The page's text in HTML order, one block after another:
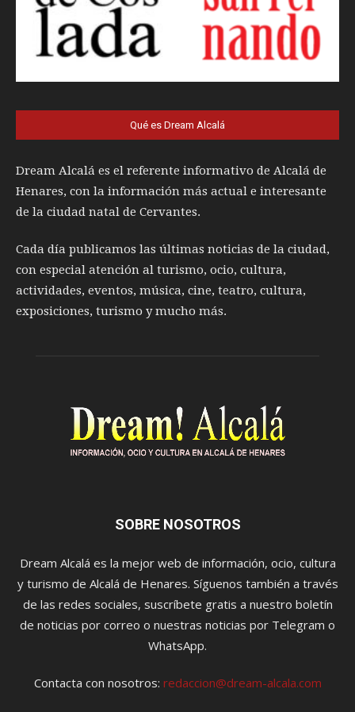
Qué es Dream Alcalá
Dream Alcalá es el referente informativo de Alcalá de
Henares, con la información más actual e interesante
de la ciudad natal de Cervantes.
Cada día publicamos las últimas noticias de la ciudad,
con especial atención al turismo, ocio, cultura,
actividades, eventos, música, cine, teatro, cultura,
exposiciones, turismo y mucho más.
SOBRE NOSOTROS
Dream Alcalá es la mejor web de información, ocio, cultura
y turismo de Alcalá de Henares. Síguenos también a través
de las redes sociales, suscríbete gratis a nuestro boletín
de noticias por correo o nuestras noticias por Telegram o
WhatsApp.
Contacta con nosotros: redaccion@dream-alcala.com